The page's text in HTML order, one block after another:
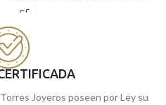
Nácar, que podrás lucir en cualquier
Joyeros poseen por Ley su